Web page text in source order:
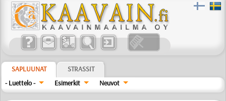
SAPLUUNAT
STRASSIT
- Luettelo -
Esimerkit Neuvot